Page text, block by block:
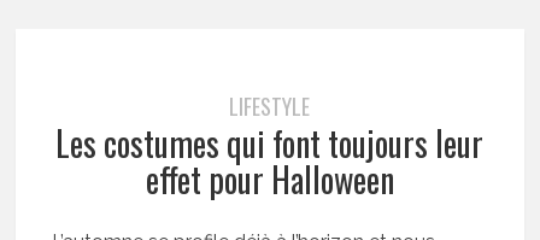
LIFESTYLE
Les costumes qui font toujours leur
effet pour Halloween